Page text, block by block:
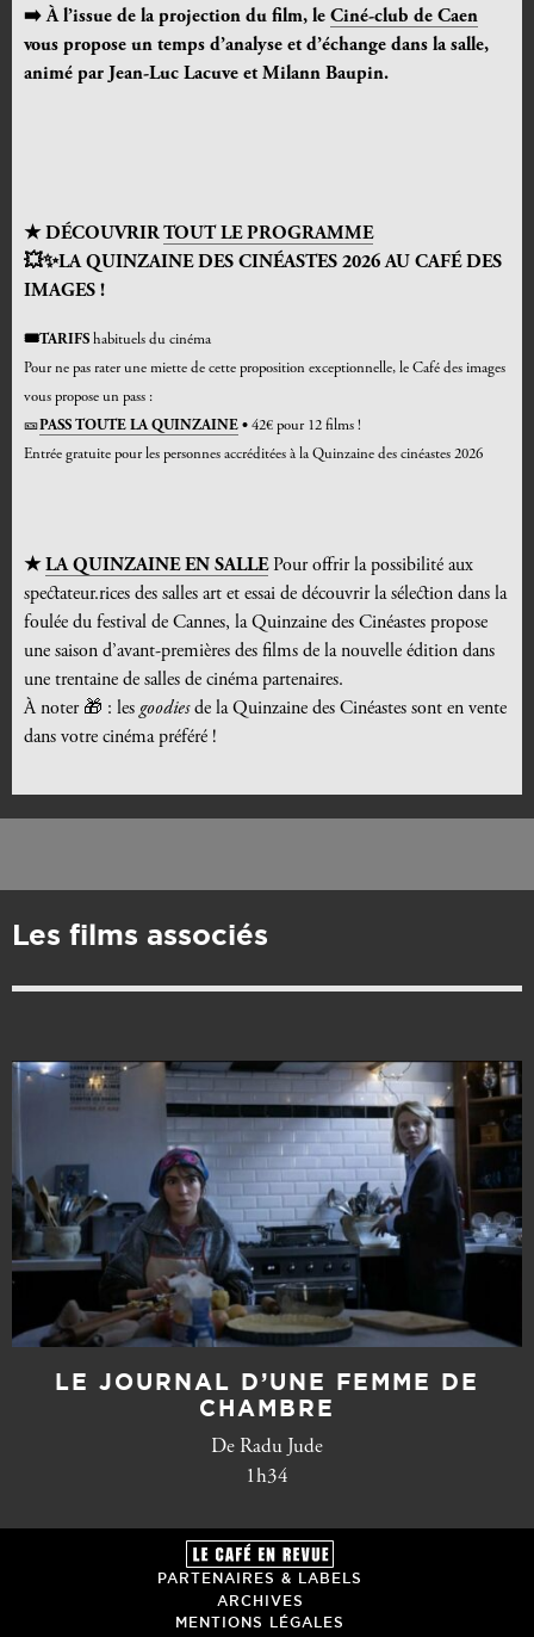
➡️À l’issue de la projection du film, le Ciné-club de Caen
vous propose un temps d’analyse et d’échange dans la salle,
animé par Jean-Luc Lacuve et Milann Baupin.
★ DÉCOUVRIRTOUT LE PROGRAMME
💥✨LA QUINZAINE DES CINÉASTES 2026 AU CAFÉ DES
IMAGES !
🎟️TARIFS habituels du cinéma
Pour ne pas rater une miette de cette proposition exceptionnelle, le Café des images
vous propose un pass :
🎫PASS TOUTE LA QUINZAINE • 42€ pour 12 films !
Entrée gratuite pour les personnes accréditées à la Quinzaine des cinéastes 2026
★LA QUINZAINE EN SALLEPour offrir la possibilité aux
spectateur.rices des salles art et essai de découvrir la sélection dans la
foulée du festival de Cannes, la Quinzaine des Cinéastes propose
une saison d’avant-premières des films de la nouvelle édition dans
une trentaine de salles de cinéma partenaires.
À noter 🎁 : les goodiesde la Quinzaine des Cinéastes sont en vente
dans votre cinéma préféré !
Les films associés
LE JOURNAL D’UNE FEMME DE
CHAMBRE
De Radu Jude
1h34
PARTENAIRES & LABELS
ARCHIVES
MENTIONS LÉGALES